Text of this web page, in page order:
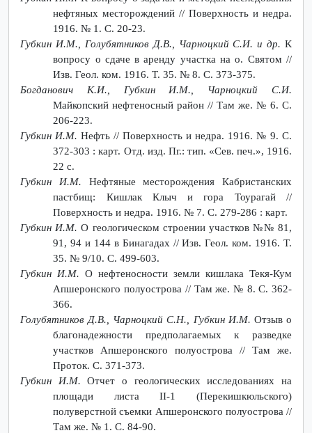
нефтяных месторождений // Поверхность и недра.
1916. № 1. С. 20-23.
Губкин И.М., Голубятников Д.В., Чарноцкий С.И. и др. К
вопросу о сдаче в аренду участка на о. Святом //
Изв. Геол. ком. 1916. Т. 35. № 8. С. 373-375.
Богданович К.И., Губкин И.М., Чарноцкий С.И.
Майкопский нефтеносный район // Там же. № 6. С.
206-223.
Губкин И.М. Нефть // Поверхность и недра. 1916. № 9. С.
372-303 : карт. Отд. изд. Пг.: тип. «Сев. печ.», 1916.
22 с.
Губкин И.М. Нефтяные месторождения Кабристанских
пастбищ: Кишлак Клыч и гора Тоурагай //
Поверхность и недра. 1916. № 7. С. 279-286 : карт.
Губкин И.М.О геологическом строении участков №№ 81,
91, 94 и 144 в Бинагадах // Изв. Геол. ком. 1916. Т.
35. № 9/10. С. 499-603.
Губкин И.М. О нефтеносности земли кишлака Текя-Кум
Апшеронского полуострова // Там же. № 8. С. 362-
366.
Голубятников Д.В., Чарноцкий С.Н., Губкин И.М. Отзыв о
благонадежности предполагаемых к разведке
участков Апшеронского полуострова // Там же.
Проток. С. 371-373.
Губкин И.М.Отчет о геологических исследованиях на
площади листа II-1 (Перекишкюльского)
полуверстной съемки Апшеронского полуострова //
Там же. № 1. С. 84-90.